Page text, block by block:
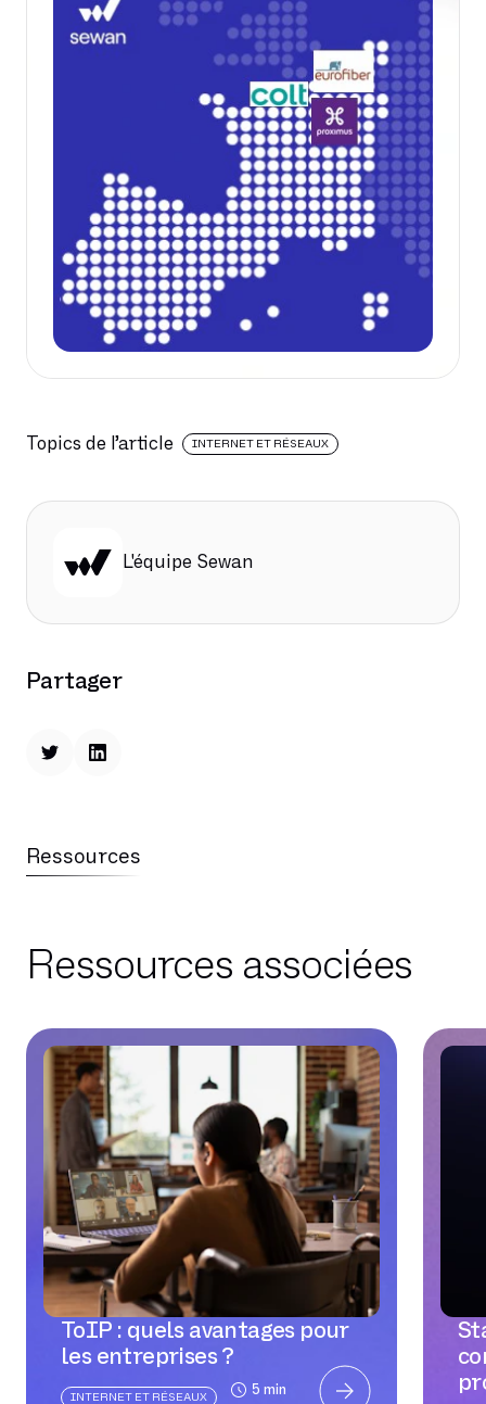
Topics de l’article INTERNET ET RÉSEAUX
L'équipe Sewan
Partager
Ressources
Ressources associées
ToIP : quels avantages pour
les entreprises ?
INTERNET ET RÉSEAUX 5 min